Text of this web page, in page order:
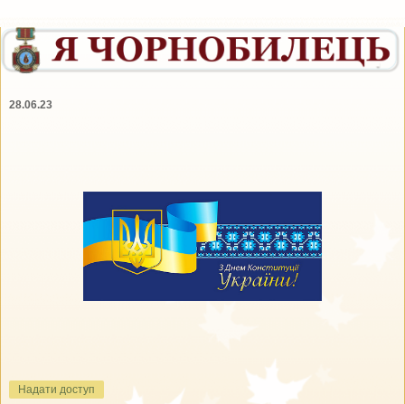
28.06.23
Надати доступ